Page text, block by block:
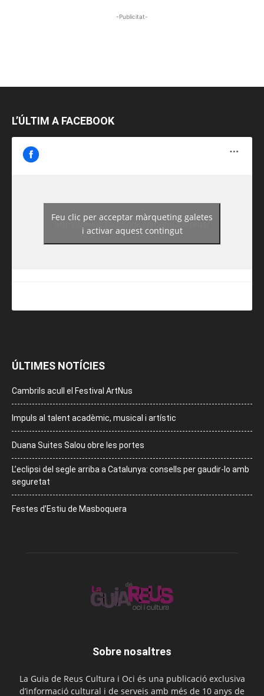
-Publicitat-
L’ÚLTIM A FACEBOOK
https://www.facebook.com/guiadereus/
Feu clic per acceptar màrqueting galetes
i activar aquest contingut
ÚLTIMES NOTÍCIES
Cambrils acull el Festival ArtNus
Impuls al talent acadèmic, musical i artístic
Duana Suites Salou obre les portes
L’eclipsi del segle arriba a Catalunya: consells per gaudir-lo amb
seguretat
Festes d’Estiu de Masboquera
Sobre nosaltres
La Guia de Reus Cultura i Oci és una publicació exclusiva
d’informació cultural i de serveis amb més de 10 anys de